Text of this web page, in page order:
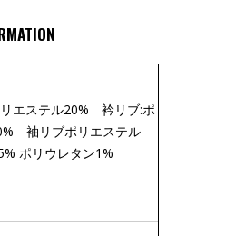
エステル20% 衿リブ:ポ
袖リブポリエステル
ポリウレタン1%